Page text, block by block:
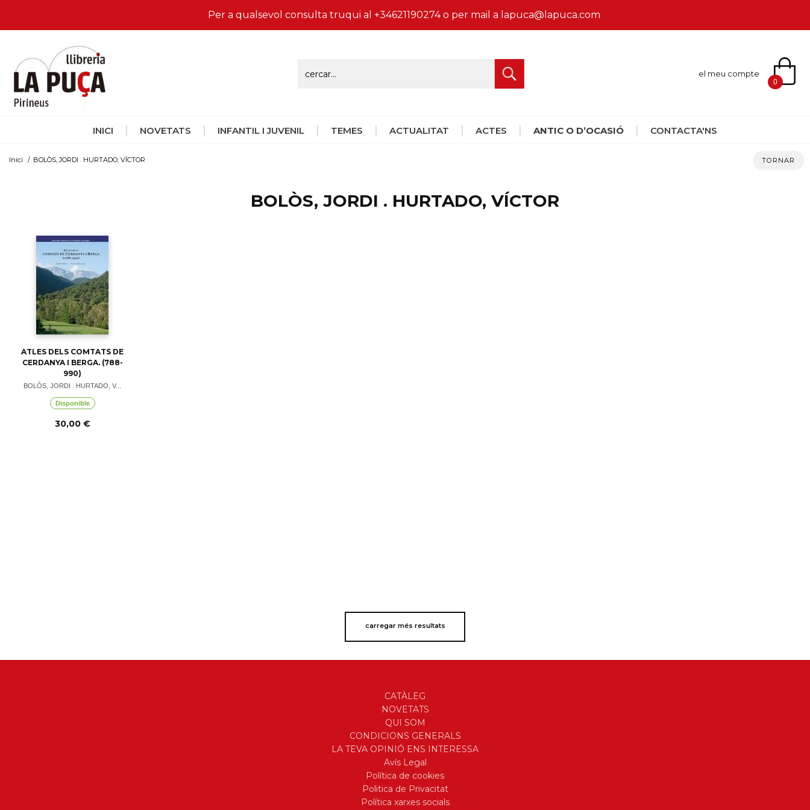
Per a qualsevol consulta truqui al +34621190274 o per mail a lapuca@lapuca.com
el meu compte
0
INICI NOVETATS INFANTIL I JUVENIL TEMES ACTUALITAT ACTES ANTIC O D’OCASIÓ CONTACTA'NS
Inici / BOLÒS, JORDI . HURTADO, VÍCTOR TORNAR
BOLÒS, JORDI . HURTADO, VÍCTOR
ATLES DELS COMTATS DE
CERDANYA I BERGA. (788-
990)
BOLÒS, JORDI . HURTADO, V...
Disponible
30,00 €
carregar més resultats
CATÀLEG
NOVETATS
QUI SOM
CONDICIONS GENERALS
LA TEVA OPINIÓ ENS INTERESSA
Avís Legal
Política de cookies
Politica de Privacitat
Política xarxes socials